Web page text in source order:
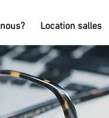
Location salles